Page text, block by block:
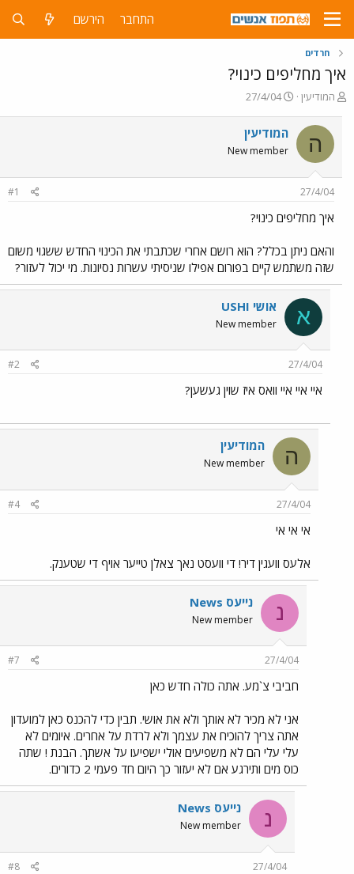
התחבר הירשם
חרדים
איך מחליפים כינוי?
פ
ח
ה
ו
ש
המודיעין
פ
ס
ם
ת
י
27/4/04
ה המודיעין
New member
27/4/04
#1
איך מחליפים כינוי?
והאם ניתן בכלל? הוא רושם אחרי שכתבתי את הכינוי החדש ששגוי משום
שזה משתמש קיים בפורום אפילו שניסיתי עשרות נסיונות. מי יכול לעזור?
א אושי USHI
New member
27/4/04
#2
איי איי איי וואס איז שוין געשען?
ה המודיעין
New member
27/4/04
#4
אי אי אי
אלעס וועגין דיר! די וועסט נאך צאלן טייער אויף די שטענק.
נ נייעס News
New member
27/4/04
#7
חביבי צ`מע. אתה כולה חדש כאן
אני לא מכיר לא אותך ולא את אושי. תבין כדי להכנס כאן למועדון
אתה צריך להוכיח את עצמך ולא לרדת על אחרים. איומים לא
עלי עלי הם לא משפיעים אולי ישפיעו על אשתך. הבנת ! שתה
כוס מים ותירגע אם לא יעזור כך היום חד פעמי 2 כדורים.
נ נייעס News
New member
27/4/04
#8